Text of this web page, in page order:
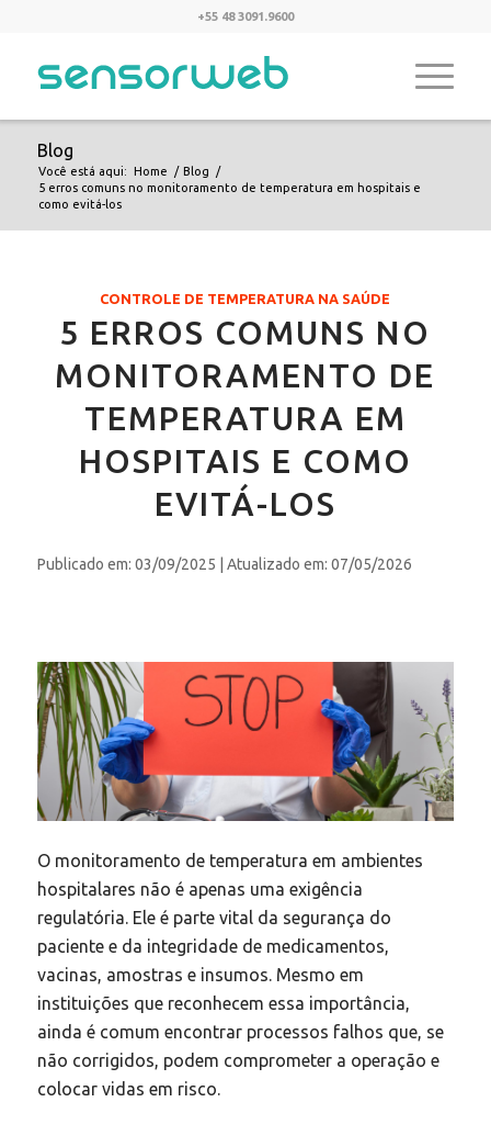
+55 48 3091.9600
Blog
Você está aqui: Home / Blog
/
5 erros comuns no monitoramento de temperatura em hospitais e
como evitá-los
CONTROLE DE TEMPERATURA NA SAÚDE
5 ERROS COMUNS NO
MONITORAMENTO DE
TEMPERATURA EM
HOSPITAIS E COMO
EVITÁ-LOS
Publicado em: 03/09/2025 | Atualizado em: 07/05/2026
O monitoramento de temperatura em ambientes
hospitalares não é apenas uma exigência
regulatória. Ele é parte vital da segurança do
paciente e da integridade de medicamentos,
vacinas, amostras e insumos. Mesmo em
instituições que reconhecem essa importância,
ainda é comum encontrar processos falhos que, se
não corrigidos, podem comprometer a operação e
colocar vidas em risco.